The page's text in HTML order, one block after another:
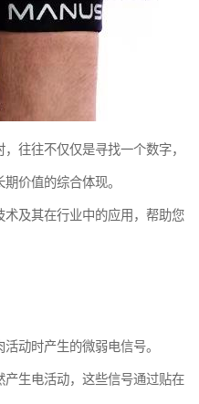
往往不仅仅是寻找一个数字，
价值的综合体现。
及其在行业中的应用，帮助您
动时产生的微弱电信号。
生电活动，这些信号通过贴在